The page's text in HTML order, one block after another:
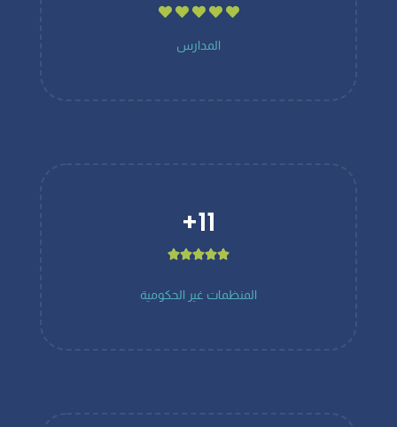
المدارس
11
+





المنظمات غير الحكومية